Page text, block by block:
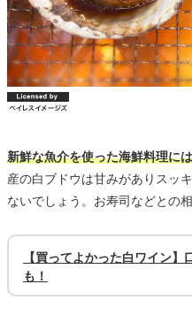
新鮮な魚介を使った海鮮料理に
産の白ブドウは甘みがありスッ
ないでしょう。お寿司などとの
【買ってよかった白ワイン
も！